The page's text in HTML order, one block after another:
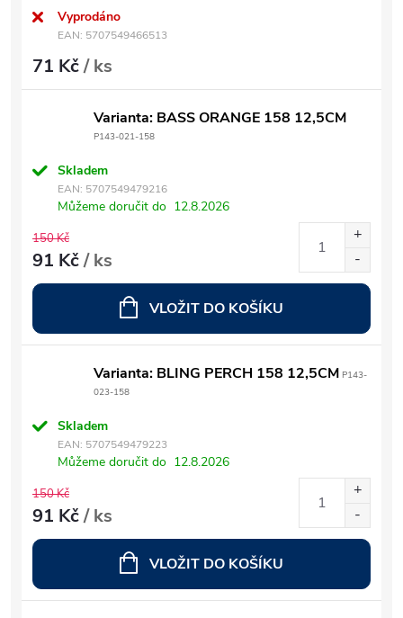
Vyprodáno
EAN: 5707549466513
71 Kč/ ks
Varianta: BASS ORANGE 158 12,5CM
P143-021-158
Skladem
EAN: 5707549479216
Můžeme doručit do 12.8.2026
150 Kč
91 Kč/ ks
VLOŽIT DO KOŠÍKU
Varianta: BLING PERCH 158 12,5CM P143-
023-158
Skladem
EAN: 5707549479223
Můžeme doručit do 12.8.2026
150 Kč
91 Kč/ ks
VLOŽIT DO KOŠÍKU